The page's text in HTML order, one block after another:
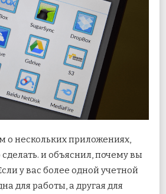
о нескольких приложениях,
и объяснил, почему вы
у вас более одной учетной
для работы, а другая для